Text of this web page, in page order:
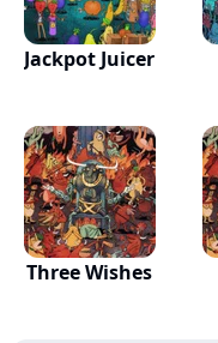
Jackpot Juicer
Three Wishes